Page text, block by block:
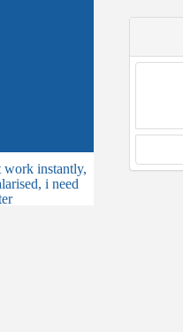
work instantly,
i need